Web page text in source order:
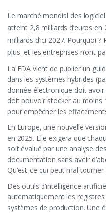
Le marché mondial des
atteint 2,8 milliards d’euros
milliards d’ici 2027. Pourquoi
plus, et les entreprises n’ont
La FDA vient de publier un
dans les systèmes hybrides
donnée électronique doit avoir
doit pouvoir stocker au moins
pour empêcher les
En Europe, une nouvelle
en 2025. Elle exigera que
soit évalué par une analyse
documentation sans avoir
Qu’est-ce qui peut mal tourner
Des outils d’intelligence
automatiquement les
systèmes de production. Une